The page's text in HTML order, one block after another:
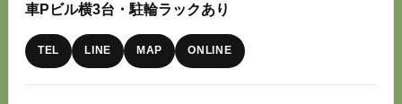
車Pビル横3台・駐輪ラックあり
TEL LINE MAP ONLINE